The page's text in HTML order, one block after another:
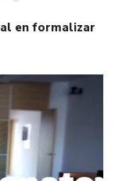
en formalizar